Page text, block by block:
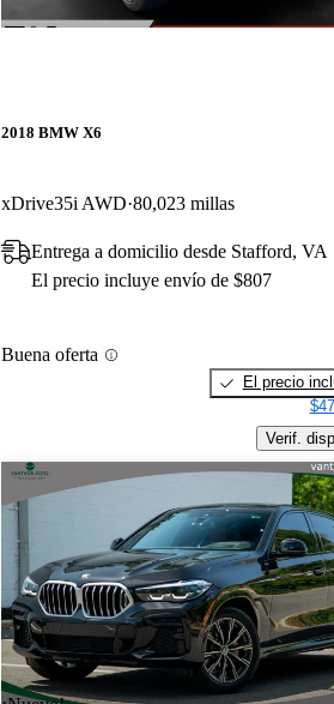
2018 BMW X6
xDrive35i AWD 80,023 millas
Entrega a domicilio desde Stafford, VA
El precio incluye envío de $807
Buena oferta
El precio
Verif.